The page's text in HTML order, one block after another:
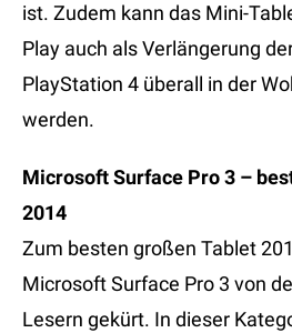
ist. Zudem kann das Mini-
Play auch als Verlängerung
PlayStation 4 überall in der
werden.
Microsoft Surface Pro 3 –
2014
Zum besten großen Tablet
Microsoft Surface Pro 3 von
Lesern gekürt. In dieser